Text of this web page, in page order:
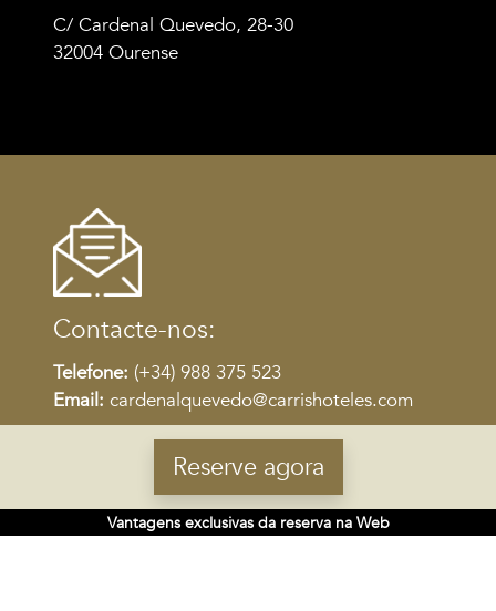
C/ Cardenal Quevedo, 28-30
32004 Ourense
Contacte-nos:
Telefone: (+34) 988 375 523
Email: cardenalquevedo@carrishoteles.com
Reserve agora
Vantagens exclusivas da reserva na Web